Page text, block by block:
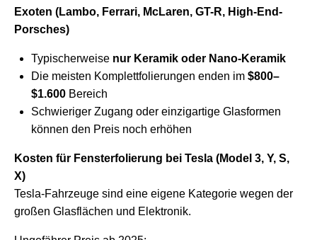
Exoten (Lambo, Ferrari, McLaren, GT-R, High-End-
Porsches)
Typischerweise nur Keramik oder Nano-Keramik
Die meisten Komplettfolierungen enden im $800–
$1.600 Bereich
Schwieriger Zugang oder einzigartige Glasformen
können den Preis noch erhöhen
Kosten für Fensterfolierung bei Tesla (Model 3, Y, S,
X)
Tesla-Fahrzeuge sind eine eigene Kategorie wegen der
großen Glasflächen und Elektronik.